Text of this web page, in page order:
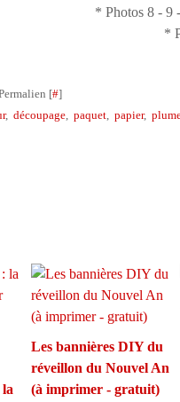
* Photos 8 - 9 -
*
[#]
, découpage, paquet, papier,
Les bannières DIY du
réveillon du Nouvel An
(à imprimer - gratuit)